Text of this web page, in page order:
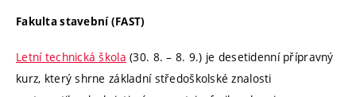
Fakulta stavební (FAST)
Letní technická škola (30. 8. – 8. 9.) je desetidenní přípravný
kurz, který shrne základní středoškolské znalosti